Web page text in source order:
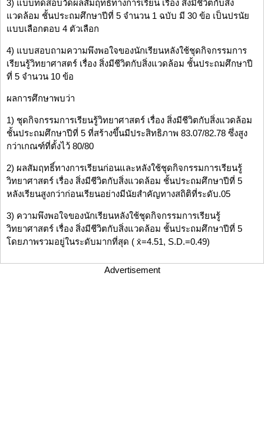
3) แบบทดสอบวัดผลสัมฤทธิ์ทางการเรียน เรื่อง สิ่งมีชีวิตกับสิ่ง
แวดล้อม ชั้นประถมศึกษาปีที่ 5 จำนวน 1 ฉบับ มี 30 ข้อ เป็นปรนัย
แบบเลือกตอบ 4 ตัวเลือก
4) แบบสอบถามความพึงพอใจของนักเรียนหลังใช้ชุดกิจกรรมการ
เรียนรู้วิทยาศาสตร์ เรื่อง สิ่งมีชีวิตกับสิ่งแวดล้อม ชั้นประถมศึกษาปี
ที่ 5 จำนวน 10 ข้อ
ผลการศึกษาพบว่า
1) ชุดกิจกรรมการเรียนรู้วิทยาศาสตร์ เรื่อง สิ่งมีชีวิตกับสิ่งแวดล้อม
ชั้นประถมศึกษาปีที่ 5 ที่สร้างขึ้นมีประสิทธิภาพ 83.07/82.78 ซึ่งสูง
กว่าเกณฑ์ที่ตั้งไว้ 80/80
2) ผลสัมฤทธิ์ทางการเรียนก่อนและหลังใช้ชุดกิจกรรมการเรียนรู้
วิทยาศาสตร์ เรื่อง สิ่งมีชีวิตกับสิ่งแวดล้อม ชั้นประถมศึกษาปีที่ 5
หลังเรียนสูงกว่าก่อนเรียนอย่างมีนัยสำคัญทางสถิติที่ระดับ.05
3) ความพึงพอใจของนักเรียนหลังใช้ชุดกิจกรรมการเรียนรู้
วิทยาศาสตร์ เรื่อง สิ่งมีชีวิตกับสิ่งแวดล้อม ชั้นประถมศึกษาปีที่ 5
โดยภาพรวมอยู่ในระดับมากที่สุด ( x̄=4.51, S.D.=0.49)
Advertisement